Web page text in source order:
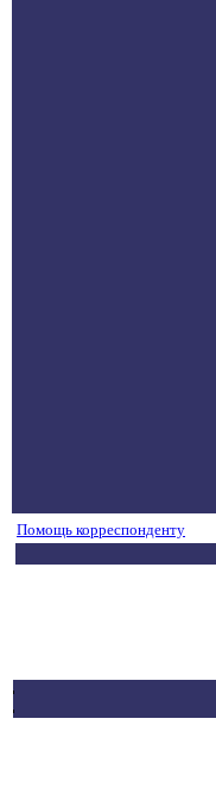
Помощь корреспонденту